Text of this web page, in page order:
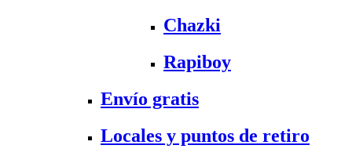
Chazki
Rapiboy
Envío gratis
Locales y puntos de retiro